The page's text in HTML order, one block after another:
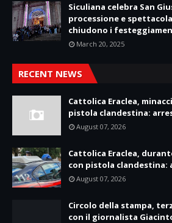
Siculiana celebra San
processione e
chiudono i
March 20, 2025
RECENT NEWS
Cattolica Eraclea,
pistola clandestina:
August 07, 2026
Cattolica Eraclea,
con pistola clandestina:
August 07, 2026
Circolo della stampa,
con il giornalista